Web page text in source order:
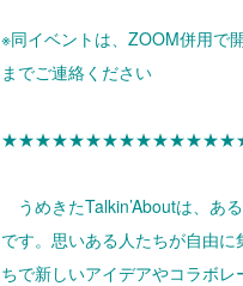
※同イベントは、ZOOM併用で
までご連絡ください
うめきたTalkin’Aboutは、あ
です。思いある人たちが自由
ちで新しいアイデアやコラボレ